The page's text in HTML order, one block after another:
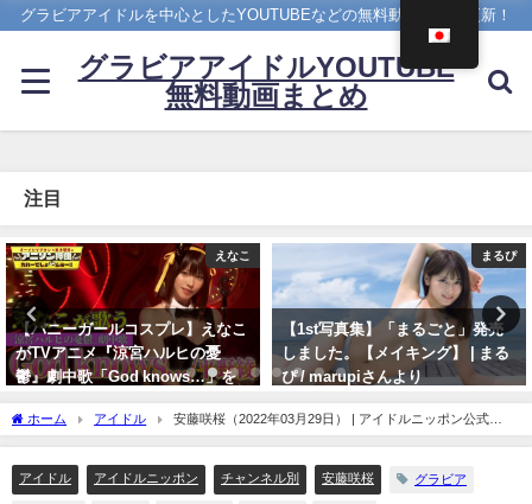
グラビアアイドルを中心としたYOUTUBEなどの無料動画を日々更新！
グラビアアイドルYOUTUBE
無料動画まとめ
注目
まるぴ
【1st写真集】「まるごと」発売
しました。【メイキング】 | まる
ぴ / marupiさんより
4K UPSCALING CLUB
吉岡里帆(Riho Yoshioka)【4K】
（2022年10月19日） | 4K
UPSCALING CLUBさんより
ホーム アイドル
安藤咲桜（2022年03月29日） | アイドルニッポン公式
YouTubeチャンネルさんより
アイドル アイドルニッポン チャンネル別 安藤咲桜 グラビア